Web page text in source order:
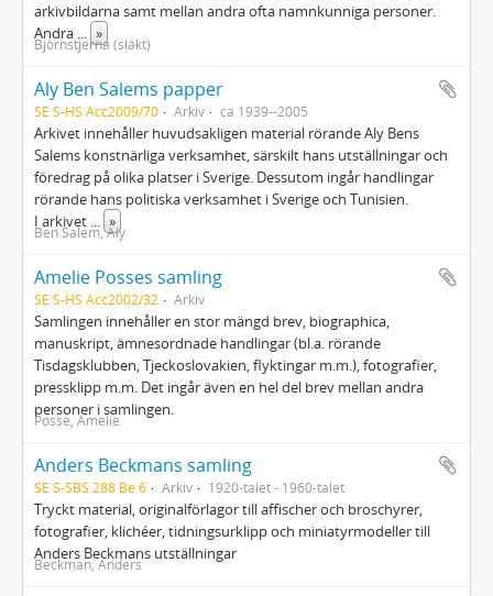
arkivbildarna samt mellan andra ofta namnkunniga personer.
Andra ... »
Björnstjerna (släkt)
Aly Ben Salems papper
SE S-HS Acc2009/70 Arkiv ca 1939--2005
Arkivet innehåller huvudsakligen material rörande Aly Bens
Salems konstnärliga verksamhet, särskilt hans utställningar och
föredrag på olika platser i Sverige. Dessutom ingår handlingar
rörande hans politiska verksamhet i Sverige och Tunisien.
I arkivet ... »
Ben Salem, Aly
Amelie Posses samling
SE S-HS Acc2002/32 Arkiv
Samlingen innehåller en stor mängd brev, biographica,
manuskript, ämnesordnade handlingar (bl.a. rörande
Tisdagsklubben, Tjeckoslovakien, flyktingar m.m.), fotografier,
pressklipp m.m. Det ingår även en hel del brev mellan andra
personer i samlingen.
Posse, Amelie
Anders Beckmans samling
SE S-SBS 288 Be 6 Arkiv 1920-talet - 1960-talet
Tryckt material, originalförlagor till affischer och broschyrer,
fotografier, klichéer, tidningsurklipp och miniatyrmodeller till
Anders Beckmans utställningar
Beckman, Anders